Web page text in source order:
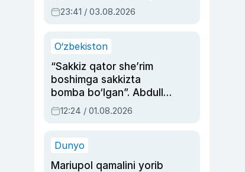
ayolga sud hukmi o‘qildi
23:41 / 03.08.2026
O‘zbekiston
“Sakkiz qator she’rim
boshimga sakkizta
bomba bo‘lgan”. Abdulla
Oripovni siyosiy
ayblovlardan asrab
12:24 / 01.08.2026
Dunyo
Mariupol qamalini yorib